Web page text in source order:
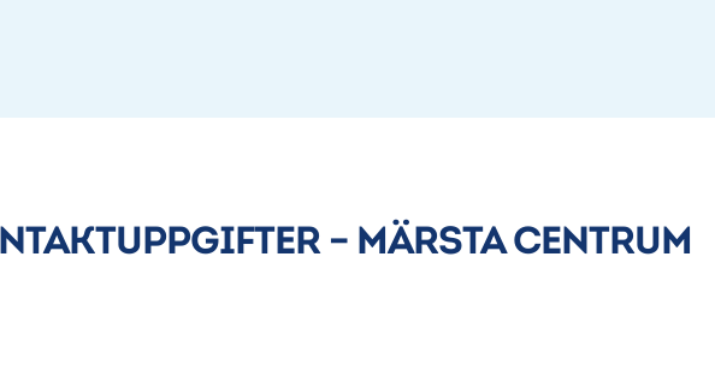
– MÄRSTA CENTRUM